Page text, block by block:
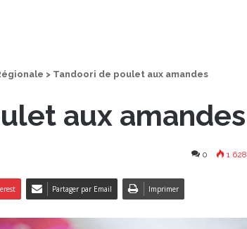
> Tandoori de poulet aux amandes
aux amandes
0 1 628
Partager par Email Imprimer